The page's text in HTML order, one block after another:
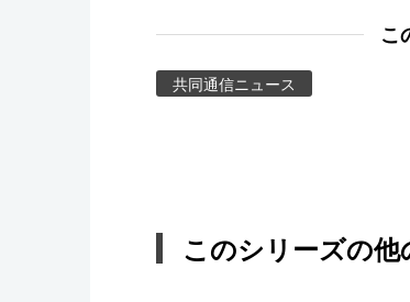
こ
共同通信ニュース
このシリーズの他